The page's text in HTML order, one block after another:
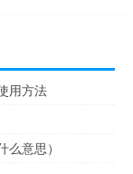
用方法
意思）